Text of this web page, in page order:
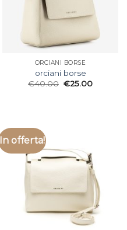
ORCIANI BORSE
orciani borse
€40.00 €25.00
In offerta!